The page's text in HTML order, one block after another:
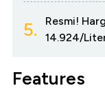
5.
Resmi!
14.924/
Features